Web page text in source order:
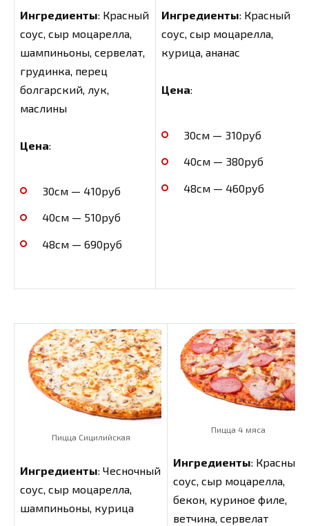
Ингредиенты: Красный
соус, сыр моцарелла,
шампиньоны, сервелат,
грудинка, перец
болгарский, лук,
маслины
Цена:
30см — 410руб
40см — 510руб
48см — 690руб
Ингредиенты: Красный
соус, сыр моцарелла,
курица, ананас
Цена:
30см — 310руб
40см — 380руб
48см — 460руб
Пицца Сицилийская
Ингредиенты: Чесночный
соус, сыр моцарелла,
шампиньоны, курица
Пицца 4 мяса
Ингредиенты: Красный
соус, сыр моцарелла,
бекон, куриное филе,
ветчина, сервелат